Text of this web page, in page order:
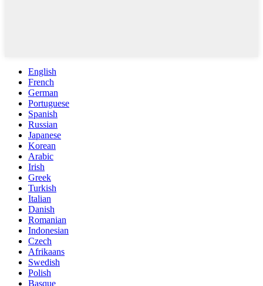
English
French
German
Portuguese
Spanish
Russian
Japanese
Korean
Arabic
Irish
Greek
Turkish
Italian
Danish
Romanian
Indonesian
Czech
Afrikaans
Swedish
Polish
Basque